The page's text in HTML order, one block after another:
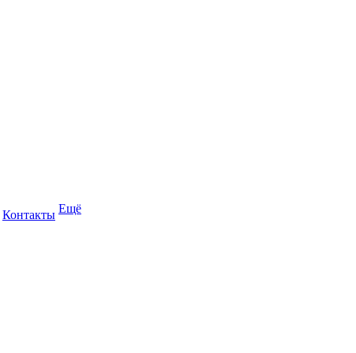
Контакты Ещё